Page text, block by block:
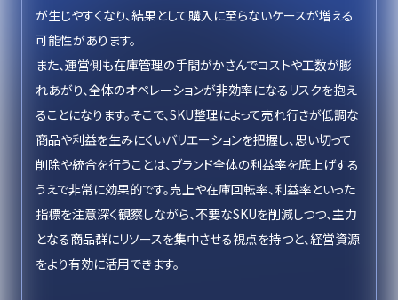
が生じやすくなり、結果として購入に至らないケースが増える
可能性があります。
また、運営側も在庫管理の手間がかさんでコストや工数が膨
れあがり、全体のオペレーションが非効率になるリスクを抱え
ることになります。そこで、SKU整理によって売れ行きが低調な
商品や利益を生みにくいバリエーションを把握し、思い切って
削除や統合を行うことは、ブランド全体の利益率を底上げする
うえで非常に効果的です。売上や在庫回転率、利益率といった
指標を注意深く観察しながら、不要なSKUを削減しつつ、主力
となる商品群にリソースを集中させる視点を持つと、経営資源
をより有効に活用できます。